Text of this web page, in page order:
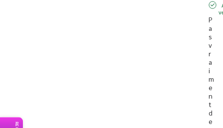
P
a
s
v
r
a
i
m
e
n
t
d
e